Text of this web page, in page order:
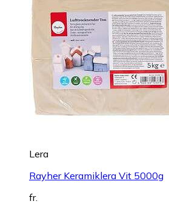
Lera
Rayher Keramiklera Vit 5000g
fr.